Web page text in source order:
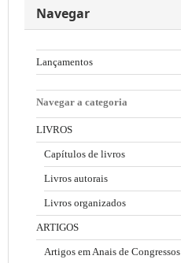
Navegar
Lançamentos
Navegar a categoria
LIVROS
Capítulos de livros
Livros autorais
Livros organizados
ARTIGOS
Artigos em Anais de Congressos